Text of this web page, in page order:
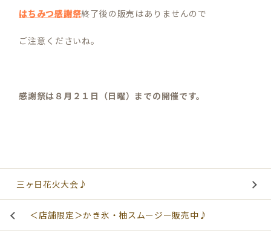
はちみつ感謝祭終了後の販売はありませんので
ご注意くださいね。
感謝祭は８月２１日（日曜）までの開催です。
三ヶ日花火大会♪
＜店舗限定＞かき氷・柚スムージー販売中♪